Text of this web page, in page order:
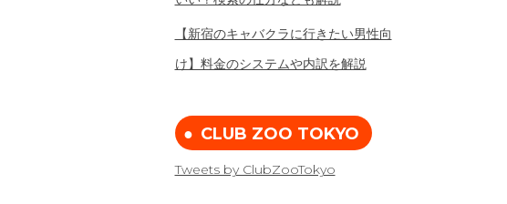
【新宿のキャバクラに行きたい男性向
け】料金のシステムや内訳を解説
CLUB ZOO TOKYO
Tweets by ClubZooTokyo